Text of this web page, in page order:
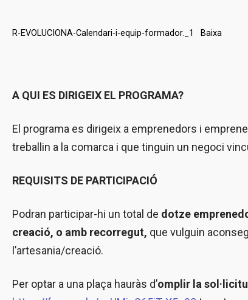
R-EVOLUCIONA-Calendari-i-equip-formador._1 Baixa
A QUI ES DIRIGEIX EL PROGRAMA?
El programa es dirigeix a emprenedors i
treballin a la comarca i que tinguin un negoci
REQUISITS DE PARTICIPACIÓ
Podran participar-hi un total de dotze
creació, o amb recorregut, que vulguin
l’artesania/creació.
Per optar a una plaça hauràs d’omplir la